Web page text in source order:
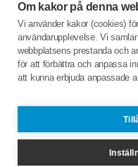
Om kakor på denna
Vi använder kakor (cookies)
användarupplevelse. Vi
webbplatsens prestanda och
för att förbättra och anpassa
att kunna erbjuda anpassade
Bli medlem
Länkar
C/o:Inger Wetterstrand